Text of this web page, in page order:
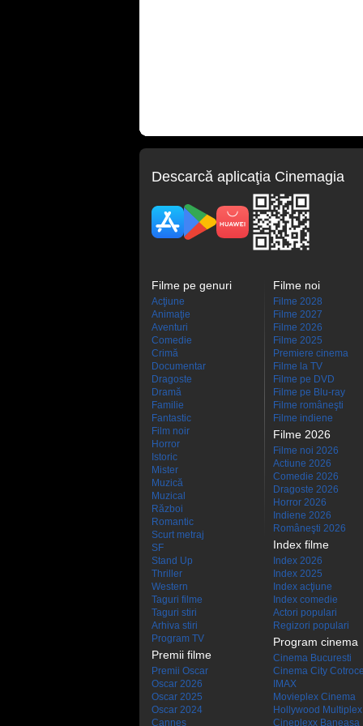
Descarcă aplicaţia Cinemagia
Filme pe genuri
Acţiune
Animaţie
Aventuri
Comedie
Crimă
Documentar
Dragoste
Dramă
Familie
Fantastic
Film noir
Horror
Istoric
Mister
Muzică
Muzical
Război
Romantic
Scurt metraj
SF
Stand Up
Thriller
Western
Taguri filme
Taguri stiri
Arhiva stiri
Program TV
Premii filme
Premii Oscar
Oscar 2026
Oscar 2025
Oscar 2024
Cannes
Filme noi
Filme 2028
Filme 2027
Filme 2026
Filme 2025
Premiere cinema
Filme la TV
Filme pe DVD
Filme pe Blu-ray
Filme româneşti
Filme indiene
Filme 2026
Filme noi 2026
Actiune 2026
Comedie 2026
Dragoste 2026
Horror 2026
Indiene 2026
Româneşti 2026
Index filme
Index 2026
Index 2025
Index acţiune
Index comedie
Actori populari
Regizori populari
Program cinema
Cinema Bucuresti
Cinema City
IMAX
Movieplex Cinema
Hollywood Multiplex
Cineplexx Baneasa